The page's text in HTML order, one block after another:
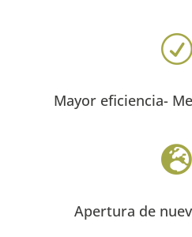
R
Mayor eficiencia-

Apertura de